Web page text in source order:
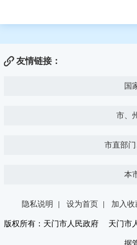
友情链接：
国
市、
市直部
本
隐私说明 | 设为首页 | 加入收
版权所有：天门市人民政府 天门市
据